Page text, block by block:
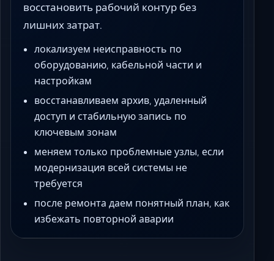
восстановить рабочий контур без
лишних затрат.
локализуем неисправность по
оборудованию, кабельной части и
настройкам
восстанавливаем архив, удаленный
доступ и стабильную запись по
ключевым зонам
меняем только проблемные узлы, если
модернизация всей системы не
требуется
после ремонта даем понятный план, как
избежать повторной аварии